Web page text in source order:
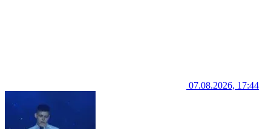
07.08.2026, 17:44